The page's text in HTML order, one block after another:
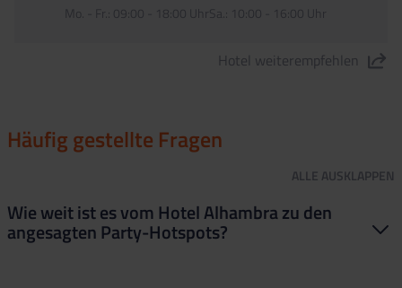
Mo. - Fr.: 09:00 - 18:00 UhrSa.: 10:00 - 16:00 Uhr
Hotel weiterempfehlen
Häufig gestellte Fragen
ALLE AUSKLAPPEN
Wie weit ist es vom Hotel Alhambra zu den
angesagten Party-Hotspots?